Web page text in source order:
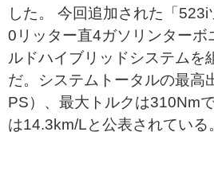
した。 今回追加された「
0リッター直4ガソリンターボ
ルドハイブリッドシステムを
だ。システムトータルの最高
PS）、最大トルクは310Nm
は14.3km/Lと公表されている